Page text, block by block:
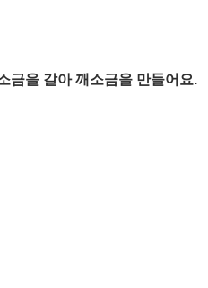
금을 갈아 깨소금을 만들어요.